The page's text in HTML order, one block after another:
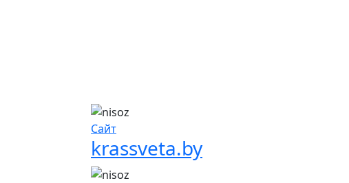
Сайт
krassveta.by